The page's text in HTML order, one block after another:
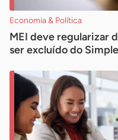
Economia & Política
MEI deve regularizar
ser excluído do